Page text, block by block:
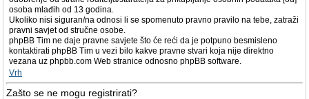
osoba mlađih od 13 godina.
Ukoliko nisi siguran/na odnosi li se spomenuto pravno pravilo na tebe, zatraži
pravni savjet od stručne osobe.
phpBB Tim ne daje pravne savjete što će reći da je potpuno besmisleno
kontaktirati phpBB Tim u vezi bilo kakve pravne stvari koja nije direktno
vezana uz phpbb.com Web stranice odnosno phpBB software.
Vrh
Zašto se ne mogu registrirati?